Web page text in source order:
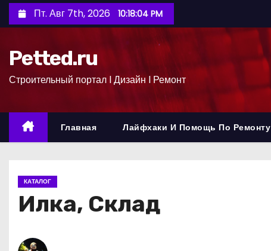
е
с
Пт. Авг 7th, 2026 10:18:05 PM
Petted.ru
Строительный портал l Дизайн l Ремонт
Главная Лайфхаки И Помощь По Ремонту
КАТАЛОГ
Илка, Склад